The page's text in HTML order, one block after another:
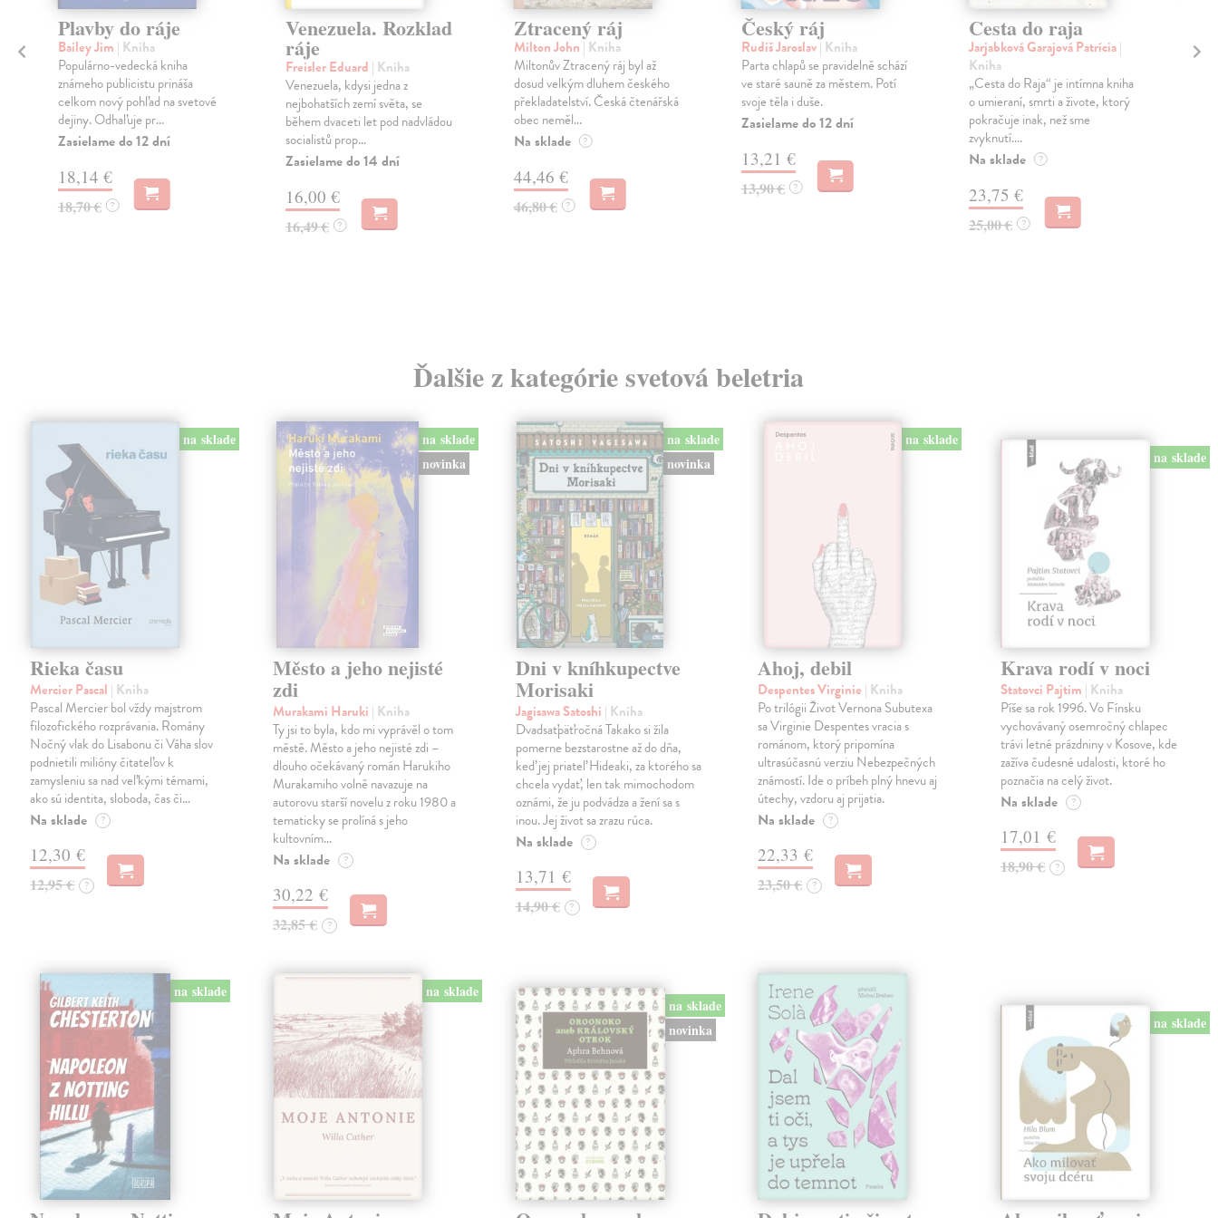
Plavby do ráje
Bailey Jim | Kniha
Populárno-vedecká kniha
známeho publicistu prináša
celkom nový pohľad na svetové
dejiny. Odhaľuje pr...
Zasielame do 12 dní
18,14 €
18,70 € ?
Venezuela. Rozklad
ráje
Freisler Eduard | Kniha
Venezuela, kdysi jedna z
nejbohatších zemí světa, se
během dvaceti let pod nadvládou
socialistů prop...
Zasielame do 14 dní
16,00 €
16,49 € ?
Ztracený ráj
Milton John | Kniha
Miltonův Ztracený ráj byl až
dosud velkým dluhem českého
překladatelství. Česká čtenářská
obec neměl...
Na sklade ?
44,46 €
46,80 € ?
Český ráj
Rudiš Jaroslav| Kniha
Parta chlapů se pravidelně schází
ve staré sauně za městem. Potí
svoje těla i duše.
Zasielame do 12 dní
13,21 €
13,90 € ?
Cesta do raja
Jarjabková Garajová Patrícia|
Kniha
„Cesta do Raja“ je intímna kniha
o umieraní, smrti a živote, ktorý
pokračuje inak, než sme
zvyknutí....
Na sklade ?
23,75 €
25,00 € ?
Ďalšie z kategórie svetová beletria
na sklade
Rieka času
Mercier Pascal | Kniha
Pascal Mercier bol vždy majstrom
filozofického rozprávania. Romány
Nočný vlak do Lisabonu či Váha slov
podnietili milióny čitateľov k
zamysleniu sa nad veľkými témami,
ako sú identita, sloboda, čas či…
Na sklade ?
12,30 €
12,95 € ?
na sklade
novinka
Město a jeho nejisté
zdi
Murakami Haruki | Kniha
Ty jsi to byla, kdo mi vyprávěl o tom
městě. Město a jeho nejisté zdi –
dlouho očekávaný román Harukiho
Murakamiho volně navazuje na
autorovu starší novelu z roku 1980 a
tematicky se prolíná s jeho
kultovním…
Na sklade ?
30,22 €
32,85 € ?
na sklade
novinka
Dni v kníhkupectve
Morisaki
Jagisawa Satoshi | Kniha
Dvadsaťpäťročná Takako si žila
pomerne bezstarostne až do dňa,
keď jej priateľ Hideaki, za ktorého sa
chcela vydať, len tak mimochodom
oznámi, že ju podvádza a žení sa s
inou. Jej život sa zrazu rúca.
Na sklade ?
13,71 €
14,90 € ?
na sklade
Ahoj, debil
Despentes Virginie | Kniha
Po trilógii Život Vernona Subutexa
sa Virginie Despentes vracia s
románom, ktorý pripomína
ultrasúčasnú verziu Nebezpečných
známostí. Ide o príbeh plný hnevu aj
útechy, vzdoru aj prijatia.
Na sklade ?
22,33 €
23,50 € ?
na sklade
Krava rodí v noci
Statovci Pajtim | Kniha
Píše sa rok 1996. Vo Fínsku
vychovávaný osemročný chlapec
trávi letné prázdniny v Kosove, kde
zažíva čudesné udalosti, ktoré ho
poznačia na celý život.
Na sklade ?
17,01 €
18,90 € ?
na sklade na sklade
na sklade
novinka
na sklade